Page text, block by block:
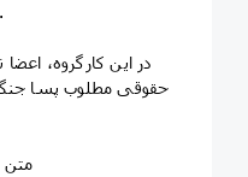
کشور نیز روز پنجشنبه برگزار شد.
حقوقی مطلوب پسا